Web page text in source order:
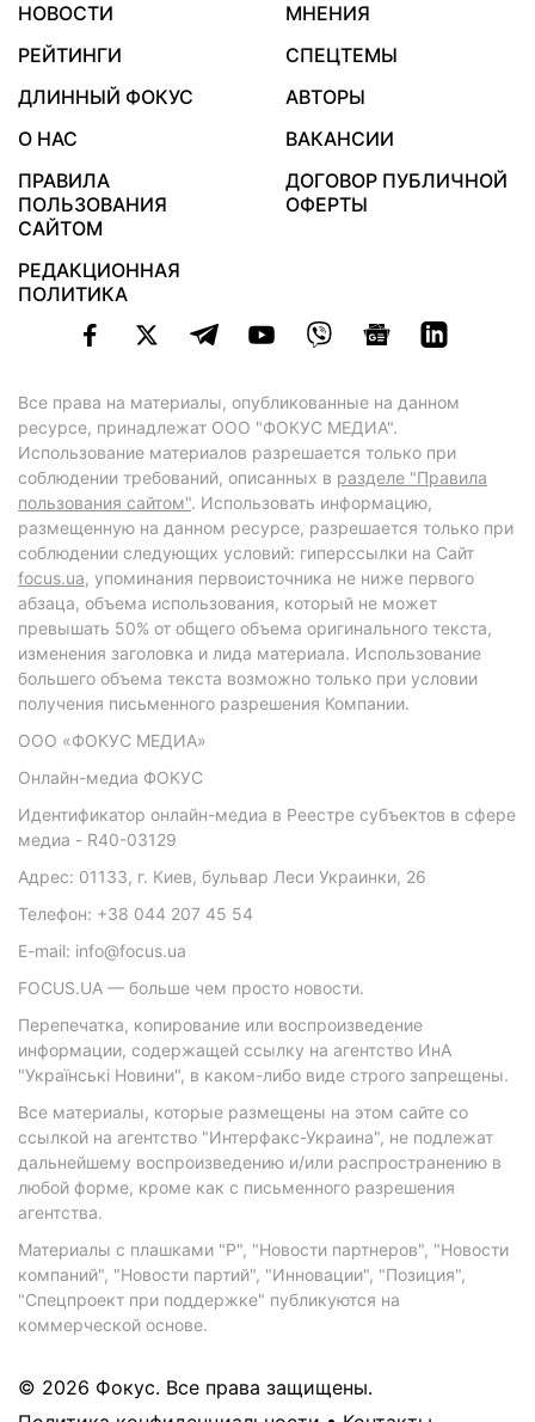
НОВОСТИ
МНЕНИЯ
РЕЙТИНГИ
СПЕЦТЕМЫ
ДЛИННЫЙ ФОКУС
АВТОРЫ
О НАС
ВАКАНСИИ
ПРАВИЛА
ПОЛЬЗОВАНИЯ
САЙТОМ
ДОГОВОР ПУБЛИЧНОЙ
ОФЕРТЫ
РЕДАКЦИОННАЯ
ПОЛИТИКА
Все права на материалы, опубликованные на данном
ресурсе, принадлежат ООО "ФОКУС МЕДИА".
Использование материалов разрешается только при
соблюдении требований, описанных в разделе "Правила
пользования сайтом". Использовать информацию,
размещенную на данном ресурсе, разрешается только при
соблюдении следующих условий: гиперссылки на Сайт
focus.ua, упоминания первоисточника не ниже первого
абзаца, объема использования, который не может
превышать 50% от общего объема оригинального текста,
изменения заголовка и лида материала. Использование
большего объема текста возможно только при условии
получения письменного разрешения Компании.
ООО «ФОКУС МЕДИА»
Онлайн-медиа ФОКУС
Идентификатор онлайн-медиа в Реестре субъектов в сфере
медиа - R40-03129
Адрес: 01133, г. Киев, бульвар Леси Украинки, 26
Телефон: +38 044 207 45 54
E-mail: info@focus.ua
FOCUS.UA — больше чем просто новости.
Перепечатка, копирование или воспроизведение
информации, содержащей ссылку на агентство ИнА
"Українські Новини", в каком-либо виде строго запрещены.
Все материалы, которые размещены на этом сайте со
ссылкой на агентство "Интерфакс-Украина", не подлежат
дальнейшему воспроизведению и/или распространению в
любой форме, кроме как с письменного разрешения
агентства.
Материалы с плашками "Р", "Новости партнеров", "Новости
компаний", "Новости партий", "Инновации", "Позиция",
"Спецпроект при поддержке" публикуются на
коммерческой основе.
© 2026 Фокус. Все права защищены.